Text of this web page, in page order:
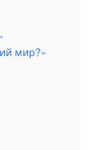
мир?»